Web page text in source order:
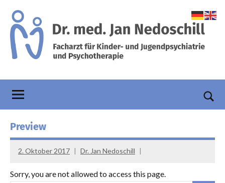
Inhalt
springen
Dr.
Nedoschill
für
Kinder-
und
Psychotherapie
Preview
2. Oktober 2017 Dr. Jan Nedoschill
Sorry, you are not allowed to access this page.